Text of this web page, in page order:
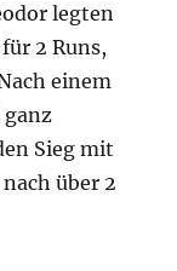
legten
2 Runs,
einem
ganz
Sieg mit
über 2